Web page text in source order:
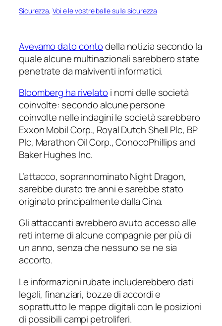
Sicurezza, Voi e le vostre balle sulla sicurezza
Avevamo dato contodella notizia secondo la
quale alcune multinazionali sarebbero state
penetrate da malviventi informatici.
Bloomberg ha rivelato i nomi delle società
coinvolte: secondo alcune persone
coinvolte nelle indagini le società sarebbero
Exxon Mobil Corp., Royal Dutch Shell Plc, BP
Plc, Marathon Oil Corp., ConocoPhillips and
Baker Hughes Inc.
L’attacco, soprannominato Night Dragon,
sarebbe durato tre anni e sarebbe stato
originato principalmente dalla Cina.
Gli attaccanti avrebbero avuto accesso alle
reti interne di alcune compagnie per più di
un anno, senza che nessuno se ne sia
accorto.
Le informazioni rubate includerebbero dati
legali, finanziari, bozze di accordi e
soprattutto le mappe digitali con le posizioni
di possibili campi petroliferi.